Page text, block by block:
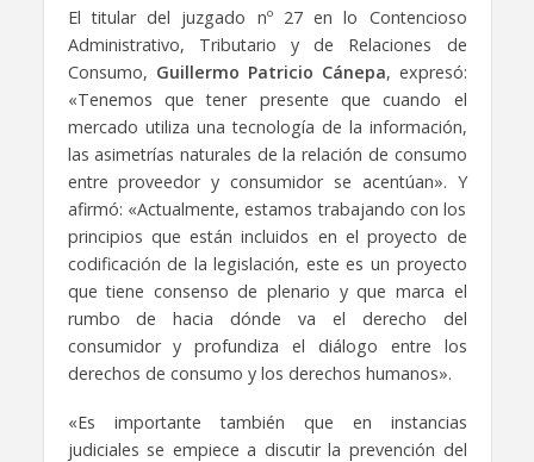
El titular del juzgado nº 27 en lo Contencioso
Administrativo, Tributario y de Relaciones de
Consumo, Guillermo Patricio Cánepa, expresó:
«Tenemos que tener presente que cuando el
mercado utiliza una tecnología de la información,
las asimetrías naturales de la relación de consumo
entre proveedor y consumidor se acentúan». Y
afirmó: «Actualmente, estamos trabajando con los
principios que están incluidos en el proyecto de
codificación de la legislación, este es un proyecto
que tiene consenso de plenario y que marca el
rumbo de hacia dónde va el derecho del
consumidor y profundiza el diálogo entre los
derechos de consumo y los derechos humanos».
«Es importante también que en instancias
judiciales se empiece a discutir la prevención del